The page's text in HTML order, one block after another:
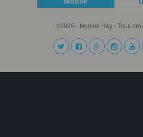
©2025 - Nouvel Hay - Tous